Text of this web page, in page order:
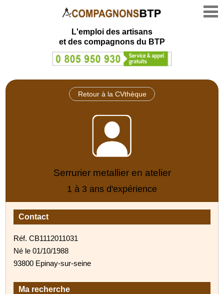
L'emploi des artisans
et des compagnons du BTP
Retour à la CVthèque
Serrurier metallier en atelier
1 à 3 ans d'expérience
Contact
Réf. CB1112011031
Né le 01/10/1988
93800 Epinay-sur-seine
Ma recherche